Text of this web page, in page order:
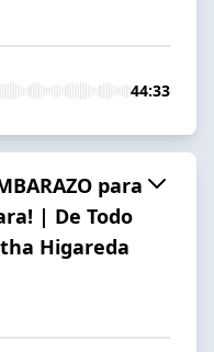
44:33
para
| De Todo
Higareda